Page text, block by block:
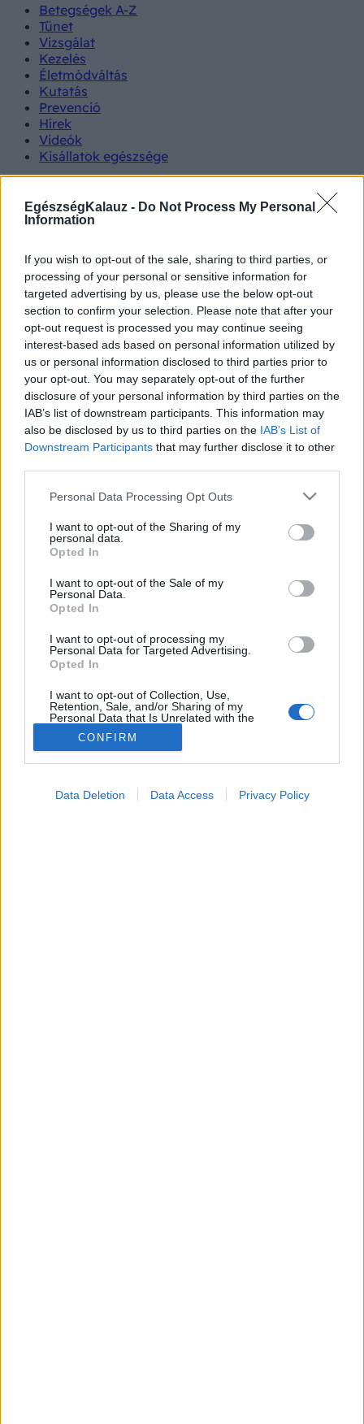
EgészségKalauz - Do Not Process My Personal
Information
If you wish to opt-out of the sale, sharing to third parties, or
processing of your personal or sensitive information for
targeted advertising by us, please use the below opt-out
section to confirm your selection. Please note that after your
opt-out request is processed you may continue seeing
interest-based ads based on personal information utilized by
us or personal information disclosed to third parties prior to
your opt-out. You may separately opt-out of the further
disclosure of your personal information by third parties on the
IAB’s list of downstream participants. This information may
also be disclosed by us to third parties on the IAB’s List of
Downstream Participants that may further disclose it to other
Please note that this website/app uses one or more Google
not limited to your visit or usage behaviour. You may click to
grant or deny consent to Google and its third-party tags to
use your data for below specified purposes in below Google
consent section.
Personal Data Processing Opt Outs
I want to opt-out of the Sharing of my
personal data.
Opted In
I want to opt-out of the Sale of my
Personal Data.
Opted In
I want to opt-out of processing my
Personal Data for Targeted Advertising.
Opted In
I want to opt-out of Collection, Use,
Retention, Sale, and/or Sharing of my
Personal Data that Is Unrelated with the
Purposes for which it was collected.
Opted Out
CONFIRM
Data Deletion Data Access Privacy Policy
Betegségek A-Z
Tünet
Vizsgálat
Kezelés
Életmódváltás
Kutatás
Prevenció
Hírek
Videók
Kisállatok egészsége
#orvosmeteorológia #vérnyomás#stroke#rákbetegség
#pajzsmirigy#reflux
Betegségek Zöldhályog
Zöldhályog
Zöldhályog (glaucoma) tünetei,
vizsgálata és kezelése
A glaucoma olyanszembetegségekgyűjtőneve,
melyek lényege a szemben található csarnokvíz
nyomásának fokozódása, mely kezeletlen
esetben a látóideg sorvadásához, a látóideg
vaksághoz vezetnek.
A zöldhályog (glaucoma)
előfordulása